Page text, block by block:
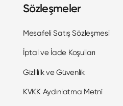
Sözleşmeler
Mesafeli Satış Sözleşmesi
İptal ve İade Koşulları
Gizlililk ve Güvenlik
KVKK Aydınlatma Metni